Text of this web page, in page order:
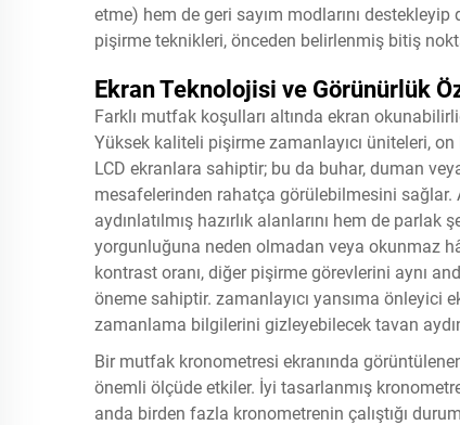
etme) hem de geri sayım modlarını
pişirme teknikleri, önceden belirlenmiş bitiş
Ekran Teknolojisi ve Görünürlük
Farklı mutfak koşulları altında ekran
Yüksek kaliteli pişirme zamanlayıcı üniteleri,
LCD ekranlara sahiptir; bu da buhar, duman
mesafelerinden rahatça görülebilmesini sağlar.
aydınlatılmış hazırlık alanlarını hem de
yorgunluğuna neden olmadan veya okunmaz
kontrast oranı, diğer pişirme görevlerini aynı
öneme sahiptir. zamanlayıcı yansıma önleyici
zamanlama bilgilerini gizleyebilecek tavan
Bir mutfak kronometresi ekranında
önemli ölçüde etkiler. İyi tasarlanmış
anda birden fazla kronometrenin çalıştığı